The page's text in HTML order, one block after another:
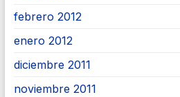
febrero 2012
enero 2012
diciembre 2011
noviembre 2011